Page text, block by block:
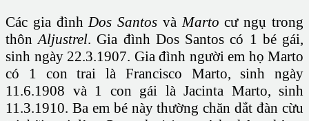
Các gia đìnhDos Santos vàMarto cư ngụ trong
thônAljustrel. Gia đình Dos Santos có 1 bé gái,
sinh ngày 22.3.1907. Gia đình người em họ Marto
có 1 con trai là Francisco Marto, sinh ngày
11.6.1908 và 1 con gái là Jacinta Marto, sinh
11.3.1910. Ba em bé này thường chăn dắt đàn cừu